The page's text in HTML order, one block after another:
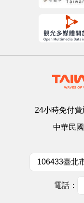
24小時免付費
中華民
106433臺北
電話：